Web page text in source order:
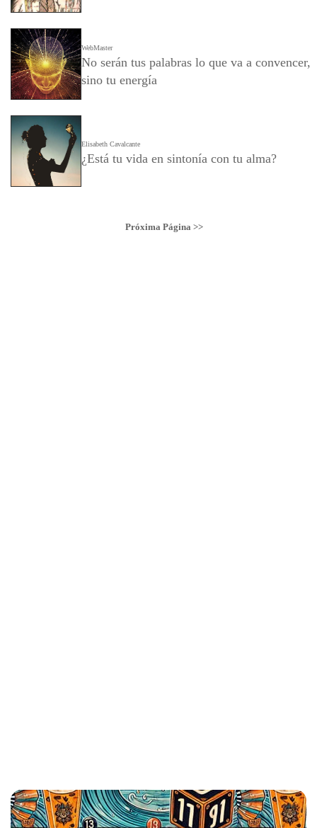
WebMaster
No serán tus palabras lo que va a convencer,
sino tu energía
Elisabeth Cavalcante
¿Está tu vida en sintonía con tu alma?
Próxima Página >>